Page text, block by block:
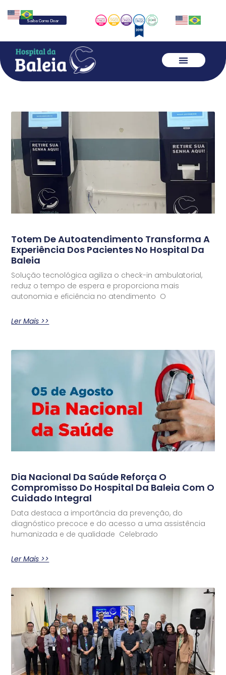
Saiba Como Doar
Totem De Autoatendimento Transforma A
Experiência Dos Pacientes No Hospital Da
Baleia
Solução tecnológica agiliza o check-in ambulatorial,
reduz o tempo de espera e proporciona mais
autonomia e eficiência no atendimento O
Ler Mais >>
Dia Nacional Da Saúde Reforça O
Compromisso Do Hospital Da Baleia Com O
Cuidado Integral
Data destaca a importância da prevenção, do
diagnóstico precoce e do acesso a uma assistência
humanizada e de qualidade Celebrado
Ler Mais >>